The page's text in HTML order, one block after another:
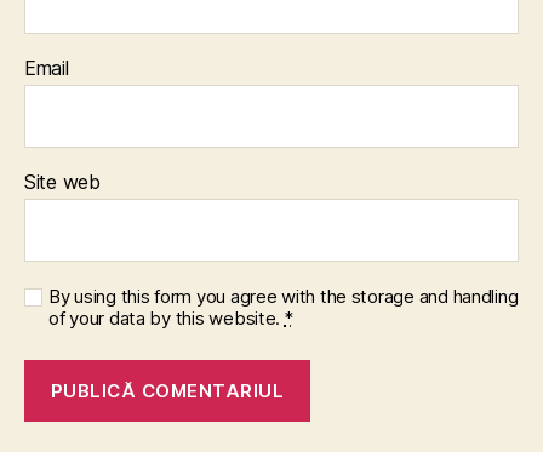
Email
Site web
By using this form you agree with the storage and handling
of your data by this website. *